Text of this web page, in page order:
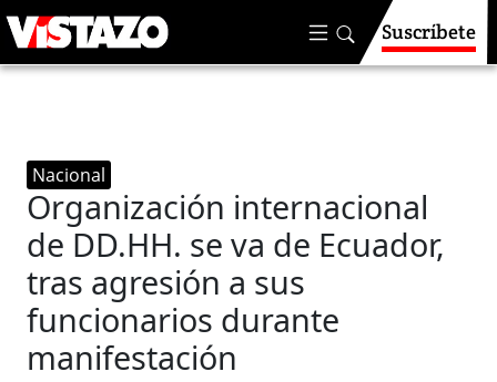
Suscríbete
Nacional
Organización internacional
de DD.HH. se va de Ecuador,
tras agresión a sus
funcionarios durante
manifestación